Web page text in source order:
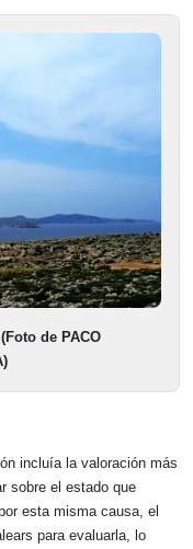
de PACO
incluía la valoración más
sobre el estado que
esta misma causa, el
para evaluarla, lo